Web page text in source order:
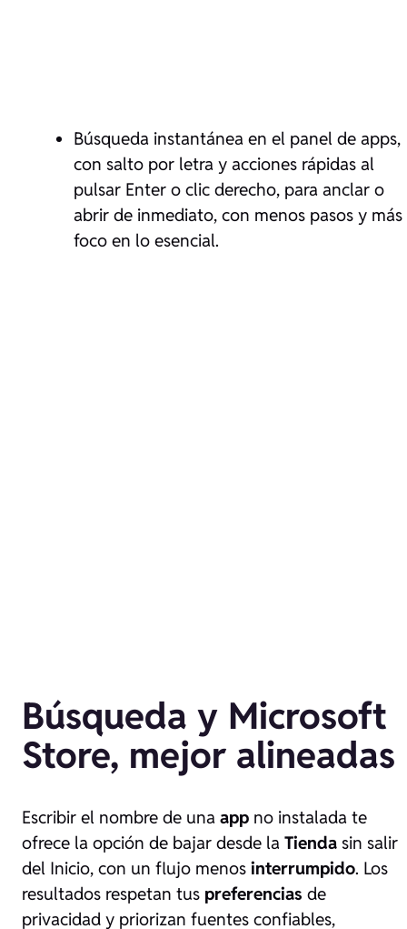
Búsqueda instantánea en el panel de apps,
con salto por letra y acciones rápidas al
pulsar Enter o clic derecho, para anclar o
abrir de inmediato, con menos pasos y más
foco en lo esencial.
Búsqueda y Microsoft
Store, mejor alineadas
Escribir el nombre de una app no instalada te
ofrece la opción de bajar desde la Tienda sin salir
del Inicio, con un flujo menos interrumpido. Los
resultados respetan tus preferencias de
privacidad y priorizan fuentes confiables,